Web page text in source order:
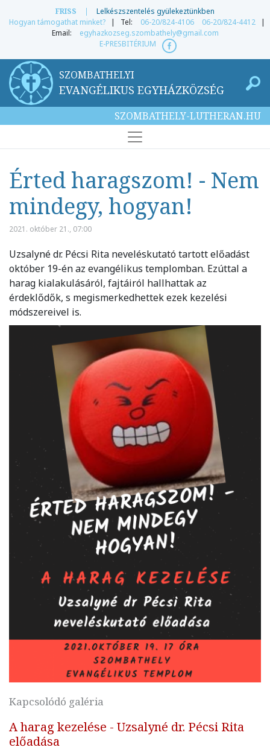
FRISS |
Lelkészszentelés gyülekeztünkben
Hogyan támogathat minket? | Tel: 06-20/824-4106 06-20/824-4412 |
Email:
egyhazkozseg.szombathely@gmail.com
E-PRESBITÉRIUM
SZOMBATHELYI
EVANGÉLIKUS EGYHÁZKÖZSÉG
SZOMBATHELY-LUTHERAN.HU
Érted haragszom! - Nem
mindegy, hogyan!
2021. október 21., 07:00
Uzsalyné dr. Pécsi Rita neveléskutató tartott előadást
október 19-én az evangélikus templomban. Ezúttal a
harag kialakulásáról, fajtáiról hallhattak az
érdeklődők, s megismerkedhettek ezek kezelési
módszereivel is.
Kapcsolódó galéria
A harag kezelése - Uzsalyné dr. Pécsi Rita
előadása